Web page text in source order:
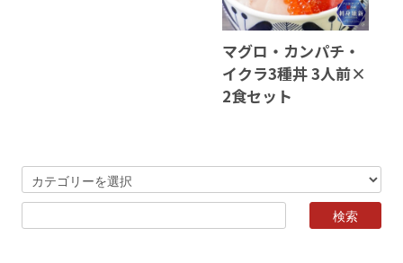
マグロ・カンパチ・
イクラ3種丼 3人前×
2食セット